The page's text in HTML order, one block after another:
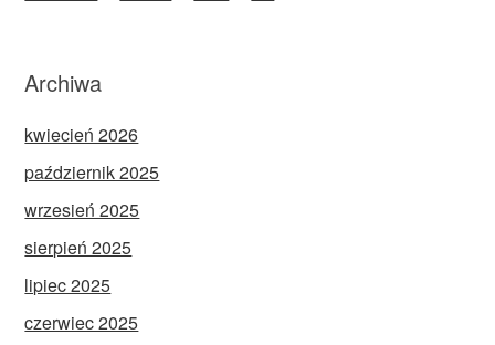
Archiwa
kwiecień 2026
październik 2025
wrzesień 2025
sierpień 2025
lipiec 2025
czerwiec 2025